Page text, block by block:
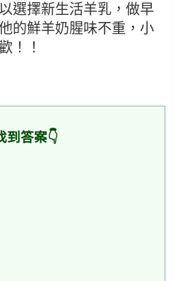
選擇新生活羊乳，做早
的鮮羊奶腥味不重，小
！！
答案👇